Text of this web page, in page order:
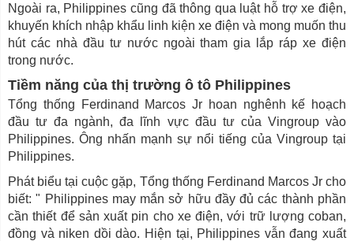
Ngoài ra, Philippines cũng đã thông qua luật hỗ trợ xe điện,
khuyến khích nhập khẩu linh kiện xe điện và mong muốn thu
hút các nhà đầu tư nước ngoài tham gia lắp ráp xe điện
trong nước.
Tiềm năng của thị trường ô tô Philippines
Tổng thống Ferdinand Marcos Jr hoan nghênh kế hoạch
đầu tư đa ngành, đa lĩnh vực đầu tư của Vingroup vào
Philippines. Ông nhấn mạnh sự nổi tiếng của Vingroup tại
Philippines.
Phát biểu tại cuộc gặp, Tổng thống Ferdinand Marcos Jr cho
biết: " Philippines may mắn sở hữu đầy đủ các thành phần
cần thiết để sản xuất pin cho xe điện, với trữ lượng coban,
đồng và niken dồi dào. Hiện tại, Philippines vẫn đang xuất